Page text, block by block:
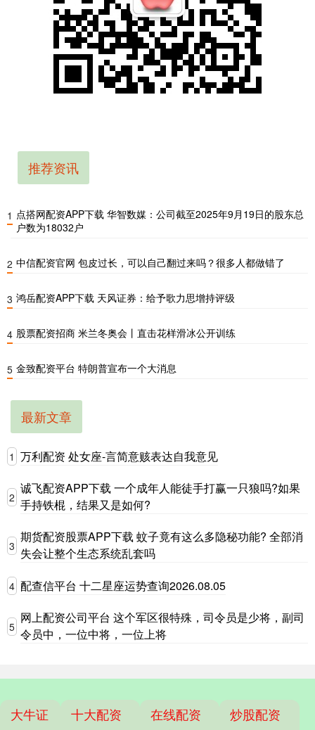
推荐资讯
1 点搭网配资APP下载 华智数媒：公司截至2025年9月19日的股东总
户数为18032户
2 中信配资官网 包皮过长，可以自己翻过来吗？很多人都做错了
3 鸿岳配资APP下载 天风证券：给予歌力思增持评级
4 股票配资招商 米兰冬奥会丨直击花样滑冰公开训练
5 金致配资平台 特朗普宣布一个大消息
最新文章
1 万利配资 处女座-言简意赅表达自我意见
2
诚飞配资APP下载 一个成年人能徒手打赢一只狼吗?如果
手持铁棍，结果又是如何?
3
期货配资股票APP下载 蚊子竟有这么多隐秘功能? 全部消
失会让整个生态系统乱套吗
4 配查信平台 十二星座运势查询2026.08.05
5
网上配资公司平台 这个军区很特殊，司令员是少将，副司
令员中，一位中将，一位上将
大牛证
十大配资
在线配资
炒股配资